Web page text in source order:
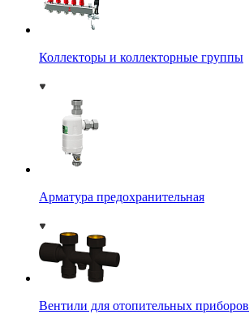
Коллекторы и коллекторные группы
Арматура предохранительная
Вентили для отопительных приборов